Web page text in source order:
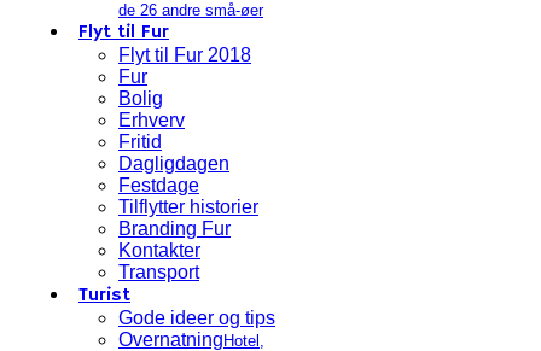
de 26 andre små-øer
Flyt til Fur
Flyt til Fur 2018
Fur
Bolig
Erhverv
Fritid
Dagligdagen
Festdage
Tilflytter historier
Branding Fur
Kontakter
Transport
Turist
Gode ideer og tips
Overnatning Hotel,